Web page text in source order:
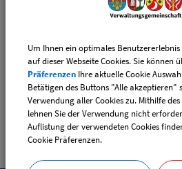
JosefWechsel
Tel.:(08335) 234
E-Mail:heimertingen@vg-boos.de
Um Ihnen ein optimales
auf dieser Webseite Cookies. Sie können
Präferenzen Ihre aktuelle Cookie
Betätigen des Buttons "Alle akzeptieren"
Verwendung aller Cookies zu. Mithilfe
lehnen Sie der Verwendung nicht
Auflistung der verwendeten Cookies
Cookie Präferenzen.